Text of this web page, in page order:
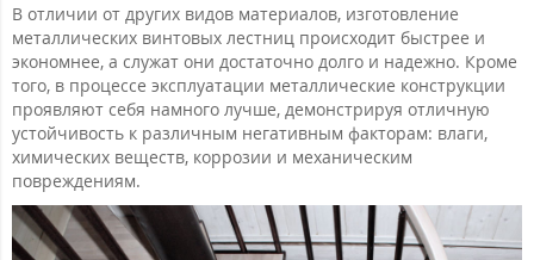
В отличии от других видов материалов, изготовление
металлических винтовых лестниц происходит быстрее и
экономнее, а служат они достаточно долго и надежно. Кроме
того, в процессе эксплуатации металлические конструкции
проявляют себя намного лучше, демонстрируя отличную
устойчивость к различным негативным факторам: влаги,
химических веществ, коррозии и механическим
повреждениям.